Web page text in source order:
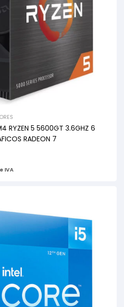
RYZEN 5 5600GT 3.6GHZ 6
RADEON 7
IVA